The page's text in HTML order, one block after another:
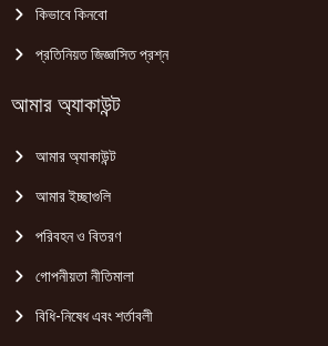
কিভাবে কিনবো
প্রতিনিয়ত জিজ্ঞাসিত প্রশ্ন
আমার অ্যাকাউন্ট
আমার অ্যাকাউন্ট
আমার ইচ্ছাগুলি
পরিবহন ও বিতরণ
গোপনীয়তা নীতিমালা
বিধি-নিষেধ এবং শর্তাবলী